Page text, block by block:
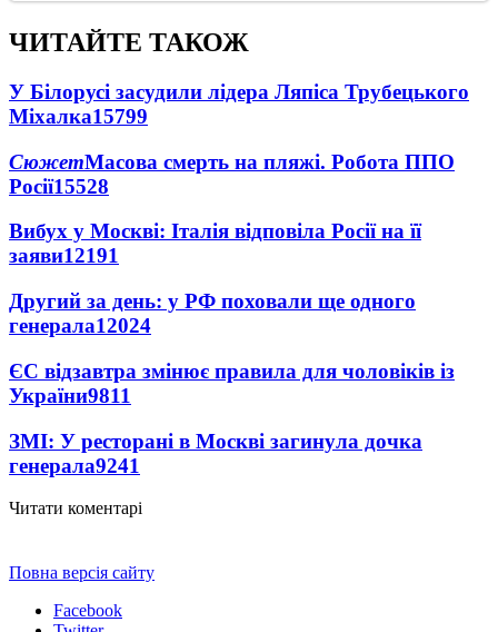
ЧИТАЙТЕ ТАКОЖ
У Білорусі засудили лідера Ляпіса Трубецького
Міхалка15799
СюжетМасова смерть на пляжі. Робота ППО
Росії15528
Вибух у Москві: Італія відповіла Росії на її
заяви12191
Другий за день: у РФ поховали ще одного
генерала12024
ЄС відзавтра змінює правила для чоловіків із
України9811
ЗМІ: У ресторані в Москві загинула дочка
генерала9241
Читати коментарі
Повна версія сайту
Facebook